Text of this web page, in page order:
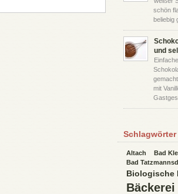
schön
beliebig
und
mit
Schlagwörter
Altach
Bad
Bad
Biologische